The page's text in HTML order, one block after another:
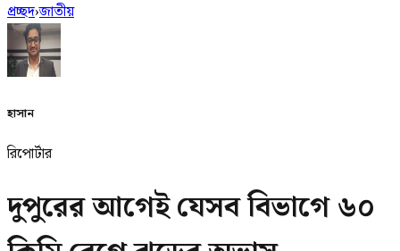
প্রচ্ছদ›জাতীয়
হাসান
রিপোর্টার
দুপুরের আগেই যেসব বিভাগে ৬০